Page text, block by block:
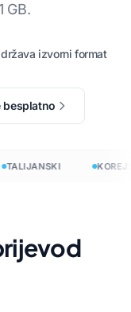
GB.
izvorni format
besplatno
TALIJANSKI